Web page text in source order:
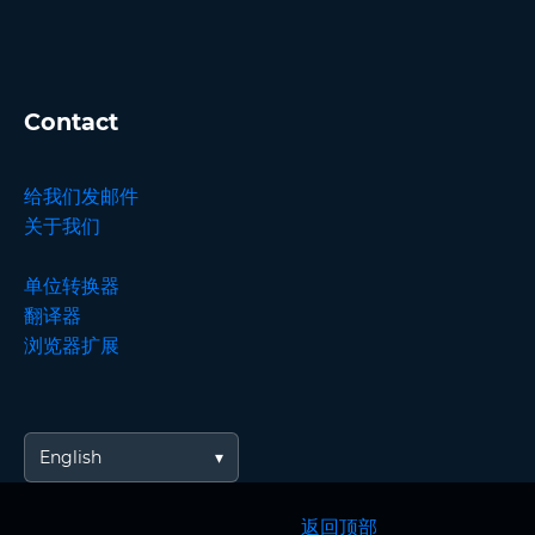
Contact
给我们发邮件
关于我们
单位转换器
翻译器
浏览器扩展
English
返回顶部